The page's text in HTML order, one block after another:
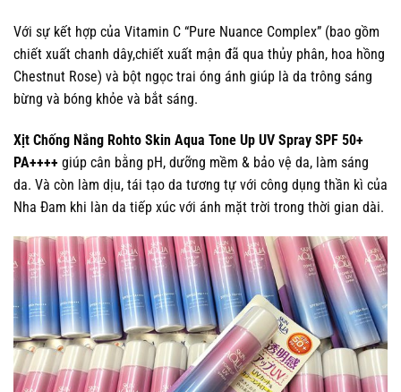
Với sự kết hợp của Vitamin C “Pure Nuance Complex” (bao gồm
chiết xuất chanh dây,chiết xuất mận đã qua thủy phân, hoa hồng
Chestnut Rose) và bột ngọc trai óng ánh giúp là da trông sáng
bừng và bóng khỏe và bắt sáng.
Xịt Chống Nắng Rohto Skin Aqua Tone Up UV Spray SPF 50+
PA++++ giúp cân bằng pH, dưỡng mềm & bảo vệ da, làm sáng
da. Và còn làm dịu, tái tạo da tương tự với công dụng thần kì của
Nha Đam khi làn da tiếp xúc với ánh mặt trời trong thời gian dài.